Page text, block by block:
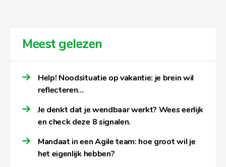
Meest gelezen
Help! Noodsituatie op vakantie: je brein wil
reflecteren…
Je denkt dat je wendbaar werkt? Wees eerlijk
en check deze 8 signalen.
Mandaat in een Agile team: hoe groot wil je
het eigenlijk hebben?